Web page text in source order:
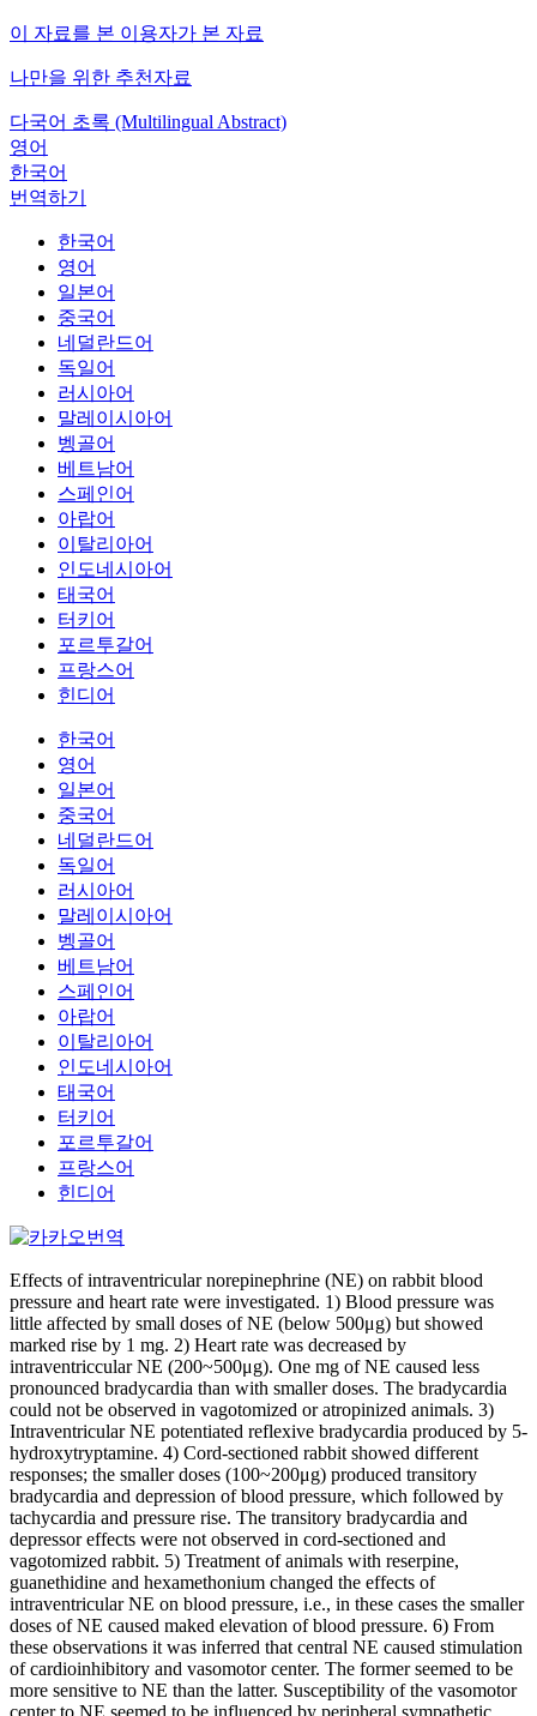
이 자료를 본 이용자가 본 자료
나만을 위한 추천자료
다국어 초록 (Multilingual Abstract)
영어
한국어
번역하기
한국어
영어
일본어
중국어
네덜란드어
독일어
러시아어
말레이시아어
벵골어
베트남어
스페인어
아랍어
이탈리아어
인도네시아어
태국어
터키어
포르투갈어
프랑스어
힌디어
한국어
영어
일본어
중국어
네덜란드어
독일어
러시아어
말레이시아어
벵골어
베트남어
스페인어
아랍어
이탈리아어
인도네시아어
태국어
터키어
포르투갈어
프랑스어
힌디어
Effects of intraventricular norepinephrine (NE) on rabbit blood
pressure and heart rate were investigated. 1) Blood pressure was
little affected by small doses of NE (below 500μg) but showed
marked rise by 1 mg. 2) Heart rate was decreased by
intraventriccular NE (200~500μg). One mg of NE caused less
pronounced bradycardia than with smaller doses. The bradycardia
could not be observed in vagotomized or atropinized animals. 3)
Intraventricular NE potentiated reflexive bradycardia produced by 5-
hydroxytryptamine. 4) Cord-sectioned rabbit showed different
responses; the smaller doses (100~200μg) produced transitory
bradycardia and depression of blood pressure, which followed by
tachycardia and pressure rise. The transitory bradycardia and
depressor effects were not observed in cord-sectioned and
vagotomized rabbit. 5) Treatment of animals with reserpine,
guanethidine and hexamethonium changed the effects of
intraventricular NE on blood pressure, i.e., in these cases the smaller
doses of NE caused maked elevation of blood pressure. 6) From
these observations it was inferred that central NE caused stimulation
of cardioinhibitory and vasomotor center. The former seemed to be
more sensitive to NE than the latter. Susceptibility of the vasomotor
center to NE seemed to be influenced by peripheral sympathetic